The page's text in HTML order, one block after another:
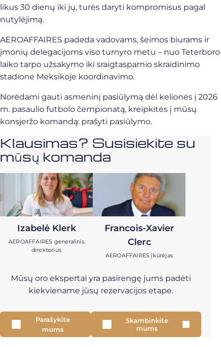
likus 30 dienų iki jų, turės daryti kompromisus pagal
nutylėjimą.
AEROAFFAIRES padeda vadovams, šeimos biurams ir
įmonių delegacijoms viso turnyro metu – nuo Teterboro
laiko tarpo užsakymo iki sraigtasparnio skraidinimo
stadione Meksikoje koordinavimo.
Norėdami gauti asmeninį pasiūlymą dėl kelionės į 2026
m. pasaulio futbolo čempionatą, kreipkitės į mūsų
konsjeržo komandą: prašyti pasiūlymo.
Klausimas? Susisiekite su
mūsų komanda
Izabelė Klerk
AEROAFFAIRES generalinis
direktorius
Francois-Xavier
Clerc
AEROAFFAIRES įkūrėjas
Mūsų oro ekspertai yra pasirengę jums padėti
kiekviename jūsų rezervacijos etape.
Parašykite
mums
Skambinkite
mums